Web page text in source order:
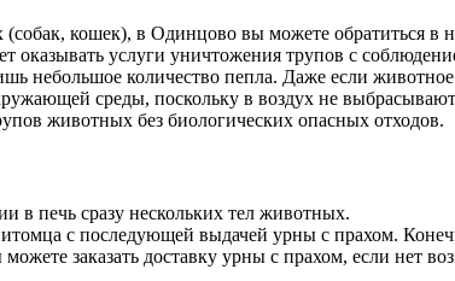
кошек), в Одинцово вы можете обратиться в
услуги уничтожения трупов с
небольшое количество пепла. Даже если
среды, поскольку в воздух не
животных без биологических опасных отходов.
в печь сразу нескольких тел животных.
с последующей выдачей урны с прахом.
заказать доставку урны с прахом, если нет